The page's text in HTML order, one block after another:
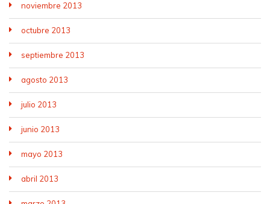
noviembre 2013
octubre 2013
septiembre 2013
agosto 2013
julio 2013
junio 2013
mayo 2013
abril 2013